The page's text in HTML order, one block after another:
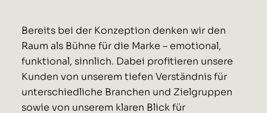
Bereits bei der Konzeption denken wir den
Raum als Bühne für die Marke – emotional,
funktional, sinnlich. Dabei profitieren unsere
Kunden von unserem tiefen Verständnis für
unterschiedliche Branchen und Zielgruppen
sowie von unserem klaren Blick für